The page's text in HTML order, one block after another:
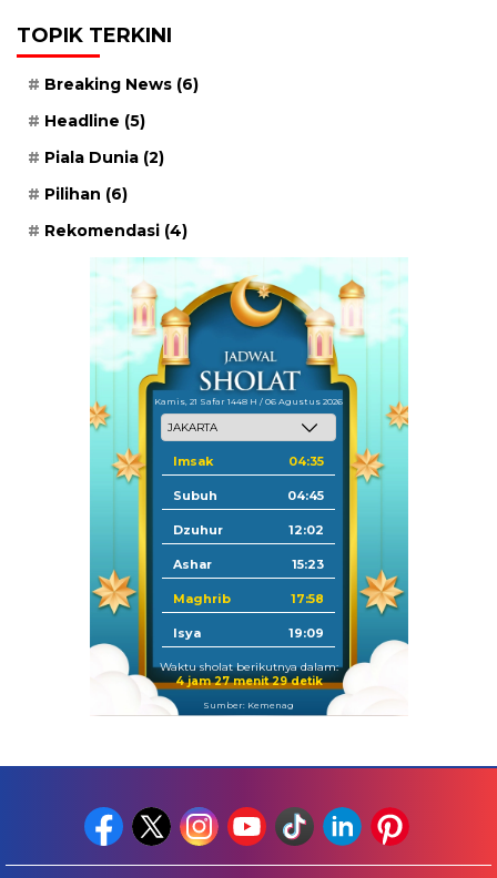
TOPIK TERKINI
Breaking News (6)
Headline (5)
Piala Dunia (2)
Pilihan (6)
Rekomendasi (4)
Kamis, 21 Safar 1448 H / 06 Agustus 2026
Imsak 04:35
Subuh 04:45
Dzuhur 12:02
Ashar 15:23
Maghrib 17:58
Isya 19:09
Waktu sholat berikutnya dalam:
4 jam 27 menit 28 detik
Sumber: Kemenag